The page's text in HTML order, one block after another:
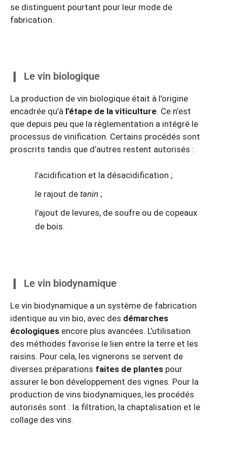
se distinguent pourtant pour leur mode de
fabrication.
Le vin biologique
La production de vin biologique était à l’origine
encadrée qu’à l’étape de la viticulture. Ce n’est
que depuis peu que la règlementation a intégré le
processus de vinification. Certains procédés sont
proscrits tandis que d’autres restent autorisés :
l’acidification et la désacidification ;
le rajout de tanin ;
l’ajout de levures, de soufre ou de copeaux
de bois.
Le vin biodynamique
Le vin biodynamique a un système de fabrication
identique au vin bio, avec des démarches
écologiques encore plus avancées. L’utilisation
des méthodes favorise le lien entre la terre et les
raisins. Pour cela, les vignerons se servent de
diverses préparations faites de plantes pour
assurer le bon développement des vignes. Pour la
production de vins biodynamiques, les procédés
autorisés sont : la filtration, la chaptalisation et le
collage des vins.